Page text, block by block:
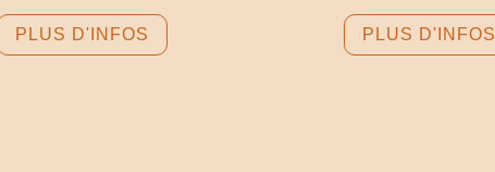
PLUS D'INFOS PLUS D'INFOS